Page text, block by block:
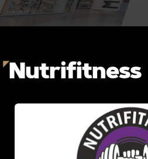
Nutrifitness